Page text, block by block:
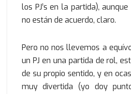
los PJ’s en la partida),
no están de acuerdo, claro.
Pero no nos llevemos a
un PJ en una partida de rol,
de su propio sentido, y en
muy divertida (yo doy